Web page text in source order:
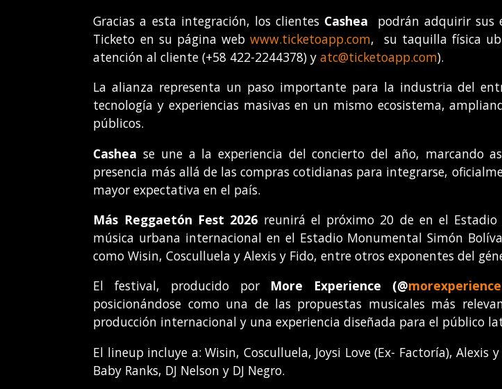
Gracias a esta integración, los clientes Cashea
podrán adquirir
Ticketo en su página web www.ticketoapp.com, su taquilla física
atención al cliente (+58 422-2244378) yatc@ticketoapp.com).
La alianza representa un paso importante para la industria del
tecnología y experiencias masivas en un mismo ecosistema,
públicos.
Cashea se une a la experiencia del concierto del año, marcando
presencia más allá de las compras cotidianas para integrarse,
mayor expectativa en el país.
Más Reggaetón Fest 2026 reunirá el próximo 20 de en el
música urbana internacional en el Estadio Monumental Simón
como Wisin, Cosculluela y Alexis y Fido, entre otros exponentes del
El festival, producido por More Experience (@
posicionándose como una de las propuestas musicales más
producción internacional y una experiencia diseñada para el público
El lineup incluye a: Wisin, Cosculluela, Joysi Love (Ex- Factoría), Alexis
Baby Ranks, DJ Nelson y DJ Negro.